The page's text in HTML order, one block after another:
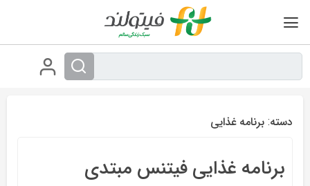
دسته: برنامه غذایی
برنامه غذایی فیتنس مبتدی